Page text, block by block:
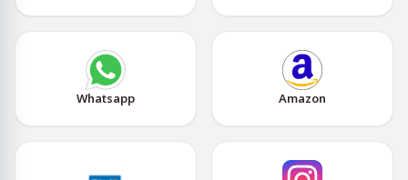
Whatsapp Amazon